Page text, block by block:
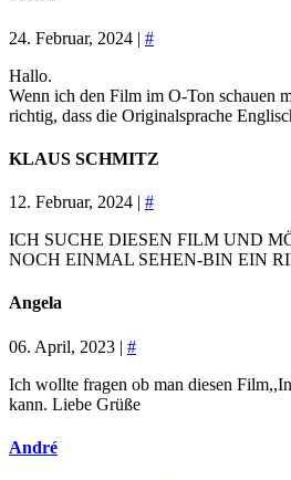
24. Februar, 2024 | #
Hallo.
Wenn ich den Film im O-Ton schauen
richtig, dass die Originalsprache
KLAUS SCHMITZ
12. Februar, 2024 | #
ICH SUCHE DIESEN FILM UND
NOCH EINMAL SEHEN-BIN EIN
Angela
06. April, 2023 | #
Ich wollte fragen ob man diesen
kann. Liebe Grüße
André